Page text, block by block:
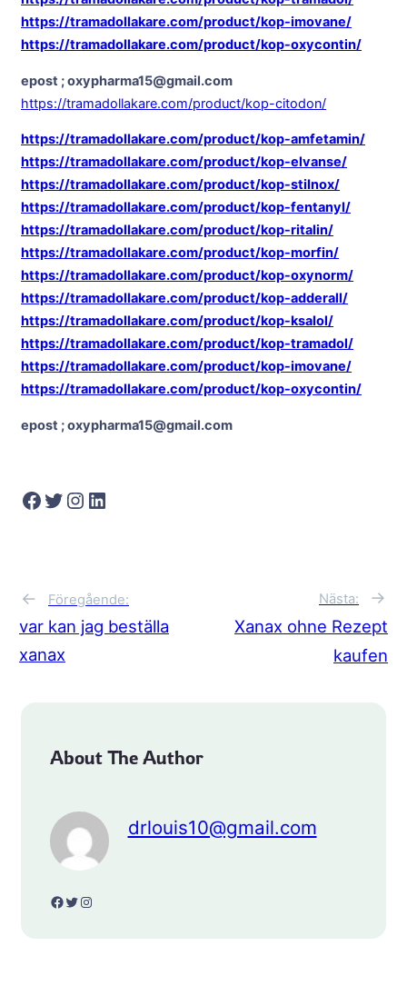
https://tramadollakare.com/product/kop-imovane/
https://tramadollakare.com/product/kop-oxycontin/
epost ; oxypharma15@gmail.com
https://tramadollakare.com/product/kop-citodon/
https://tramadollakare.com/product/kop-amfetamin/
https://tramadollakare.com/product/kop-elvanse/
https://tramadollakare.com/product/kop-stilnox/
https://tramadollakare.com/product/kop-fentanyl/
https://tramadollakare.com/product/kop-ritalin/
https://tramadollakare.com/product/kop-morfin/
https://tramadollakare.com/product/kop-oxynorm/
https://tramadollakare.com/product/kop-adderall/
https://tramadollakare.com/product/kop-ksalol/
https://tramadollakare.com/product/kop-tramadol/
https://tramadollakare.com/product/kop-imovane/
https://tramadollakare.com/product/kop-oxycontin/
epost ; oxypharma15@gmail.com
Facebook Twitter Instagram LinkedIn
← Föregående:
var kan jag beställa
xanax
Nästa:
Xanax ohne Rezept
kaufen
→
About The Author
drlouis10@gmail.com
Facebook Twitter Instagram